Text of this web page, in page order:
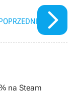
na Steam